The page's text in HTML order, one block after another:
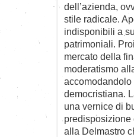
dell’azienda,
stile radicale.
indisponibili a
patrimoniali.
mercato della
moderatismo
accomodandolo
democristiana.
una vernice di
predisposizione
alla Delmastro